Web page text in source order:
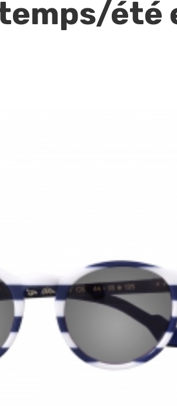
été